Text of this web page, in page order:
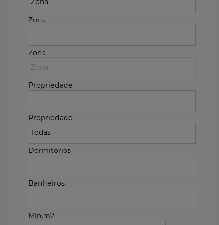
Zona
Zona
Propriedade
Propriedade
Dormitórios
Banheiros
Mín.m2